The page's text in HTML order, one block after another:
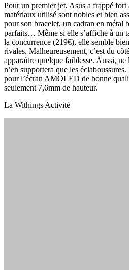
Pour un premier jet, Asus a frappé fort
matériaux utilisé sont nobles et bien
pour son bracelet, un cadran en métal
parfaits… Même si elle s’affiche à un
la concurrence (219€), elle semble
rivales. Malheureusement, c’est du
apparaître quelque faiblesse. Aussi, ne
n’en supportera que les
pour l’écran AMOLED de bonne
seulement 7,6mm de hauteur.
La Withings Activité